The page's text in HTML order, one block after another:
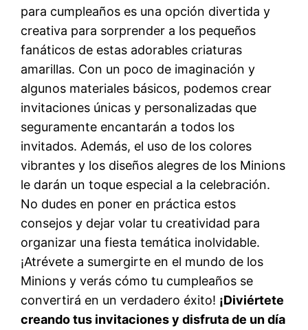
para cumpleaños es una opción divertida y
creativa para sorprender a los pequeños
fanáticos de estas adorables criaturas
amarillas. Con un poco de imaginación y
algunos materiales básicos, podemos crear
invitaciones únicas y personalizadas que
seguramente encantarán a todos los
invitados. Además, el uso de los colores
vibrantes y los diseños alegres de los Minions
le darán un toque especial a la celebración.
No dudes en poner en práctica estos
consejos y dejar volar tu creatividad para
organizar una fiesta temática inolvidable.
¡Atrévete a sumergirte en el mundo de los
Minions y verás cómo tu cumpleaños se
convertirá en un verdadero éxito! ¡Diviértete
creando tus invitaciones y disfruta de un día